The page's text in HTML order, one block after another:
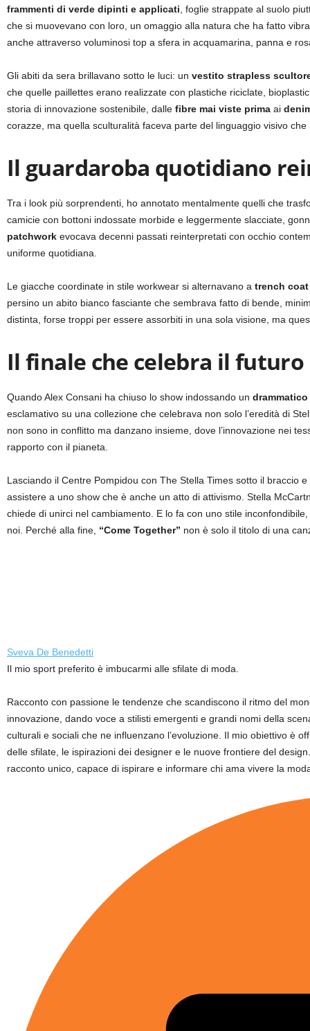
frammenti di verde dipinti e applicati , foglie strappate al suolo
che si muovevano con loro, un omaggio alla natura che ha fatto
anche attraverso voluminosi top a sfera in acquamarina, panna e
Gli abiti da sera brillavano sotto le luci: un vestito strapless
che quelle paillettes erano realizzate con plastiche riciclate,
storia di innovazione sostenibile, dalle fibre mai viste prima ai
corazze, ma quella sculturalità faceva parte del linguaggio visivo
Il guardaroba quotidiano
Tra i look più sorprendenti, ho annotato mentalmente quelli che
camicie con bottoni indossate morbide e leggermente slacciate,
patchwork evocava decenni passati reinterpretati con occhio
uniforme quotidiana.
Le giacche coordinate in stile workwear si alternavano a trench
persino un abito bianco fasciante che sembrava fatto di bende,
distinta, forse troppi per essere assorbiti in una sola visione, ma
Il finale che celebra il futuro
Quando Alex Consani ha chiuso lo show indossando un
esclamativo su una collezione che celebrava non solo l’eredità di
non sono in conflitto ma danzano insieme, dove l’innovazione nei
rapporto con il pianeta.
Lasciando il Centre Pompidou con The Stella Times sotto il braccio
assistere a uno show che è anche un atto di attivismo. Stella
chiede di unirci nel cambiamento. E lo fa con uno stile
noi. Perché alla fine, “Come Together” non è solo il titolo di una
Sveva De Benedetti
Il mio sport preferito è imbucarmi alle sfilate di moda.
Racconto con passione le tendenze che scandiscono il ritmo del
innovazione, dando voce a stilisti emergenti e grandi nomi della
culturali e sociali che ne influenzano l’evoluzione. Il mio obiettivo è
delle sfilate, le ispirazioni dei designer e le nuove frontiere del
racconto unico, capace di ispirare e informare chi ama vivere la